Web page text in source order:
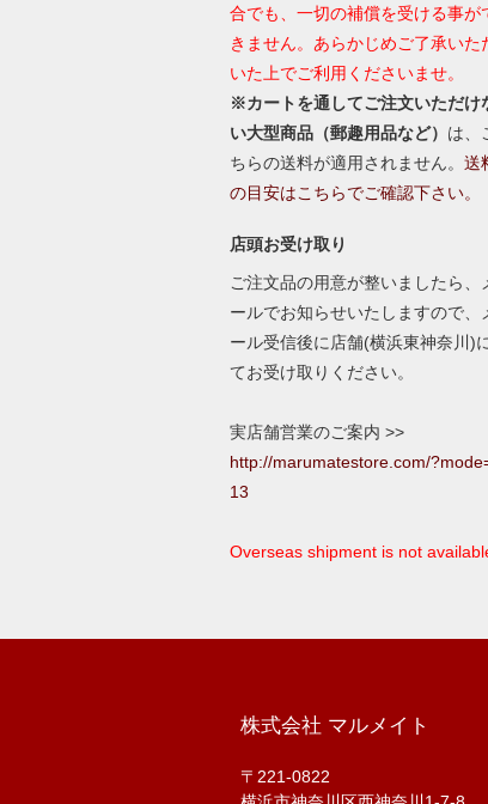
合でも、一切の補償を受ける事が
きません。あらかじめご了承いた
いた上でご利用くださいませ。
※カートを通してご注文いただけ
い大型商品（郵趣用品など） は、
ちらの送料が適用されません。 送
の目安はこちらでご確認下さい。
店頭お受け取り
ご注文品の用意が整いましたら、
ールでお知らせいたしますので、
ール受信後に店舗(横浜東神奈川)
てお受け取りください。
実店舗営業のご案内 >>
http://marumatestore.com/
13
Overseas shipment is not
株式会社 マルメイト
〒221-0822